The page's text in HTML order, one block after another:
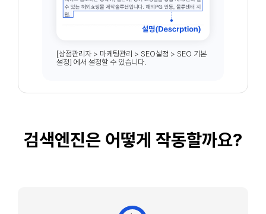
[상점관리자 > 마케팅관리 > SEO설정 > SEO 기본
설정] 에서 설정할 수 있습니다.
검색엔진은 어떻게 작동할까요?